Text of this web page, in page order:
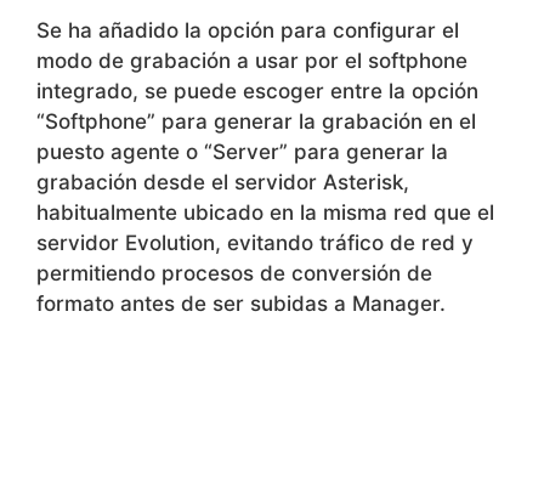
servidor Evolution, evitando tráfico de red y
permitiendo procesos de conversión de
formato antes de ser subidas a Manager.